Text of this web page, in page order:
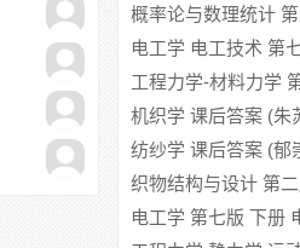
概率论与数理统计
(王明慈 沈恒范)
电工学 电工技术 第
答案 (秦曾煌 姜三勇)
工程力学-材料力学
(北京科技大学 东北
机织学 课后答案 (朱
纺纱学 课后答案 (郁
织物结构与设计 第
(蔡陛霞)
电工学 第七版 下册